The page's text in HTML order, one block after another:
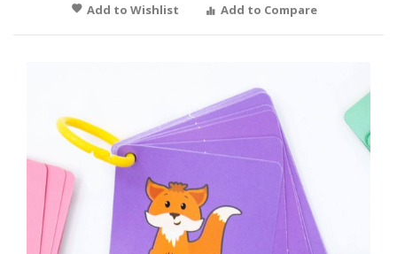
Add to Wishlist
Add to Compare